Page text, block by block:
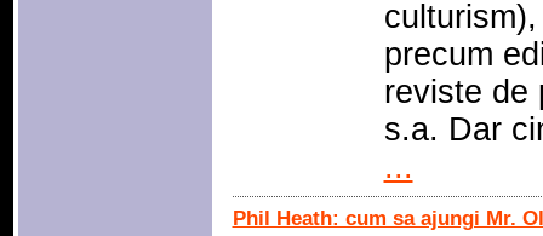
precum
reviste de
s.a. Dar
...
Phil Heath: cum sa ajungi Mr.